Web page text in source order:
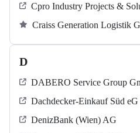
Cpro Industry Projects &
Craiss Generation Logistik
D
DABERO Service Group
Dachdecker-Einkauf Süd eG
DenizBank (Wien) AG